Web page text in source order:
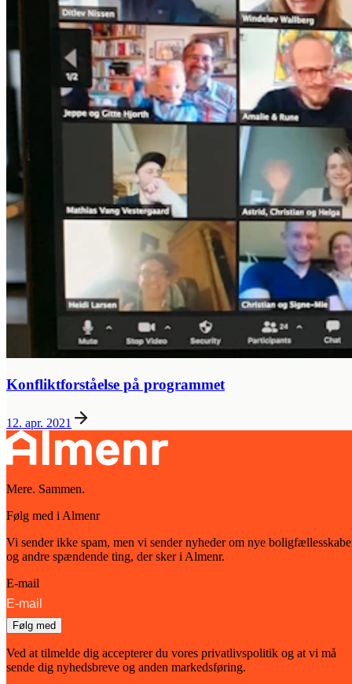
Konfliktforståelse på programmet
12. apr. 2021
Mere. Sammen.
Følg med i Almenr
Vi sender ikke spam, men vi sender nyheder om nye
og andre spændende ting, der sker i Almenr.
E-mail
Følg med
Ved at tilmelde dig accepterer du vores privatlivspolitik og at vi må
sende dig nyhedsbreve og anden markedsføring.